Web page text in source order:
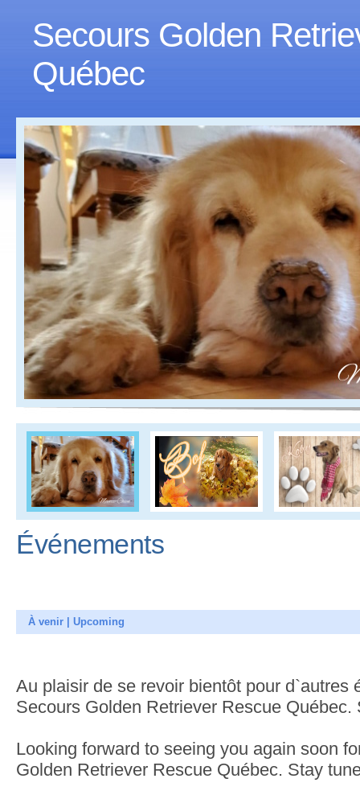
Secours Golden
Québec
Événements
À venir | Upcoming
Au plaisir de se revoir bientôt pour d`autres
Secours Golden Retriever Rescue Québec.
Looking forward to seeing you again soon
Golden Retriever Rescue Québec. Stay